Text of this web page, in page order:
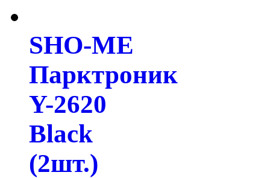
SHO-ME
Парктроник
Y-2620
Black
(2шт.)